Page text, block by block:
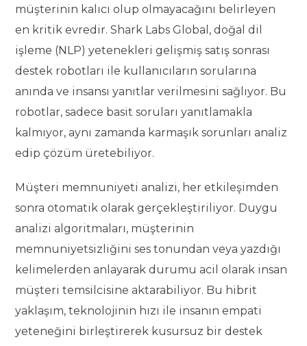
müşterinin kalıcı olup olmayacağını belirleyen
en kritik evredir. Shark Labs Global, doğal dil
işleme (NLP) yetenekleri gelişmiş satış sonrası
destek robotları ile kullanıcıların sorularına
anında ve insansı yanıtlar verilmesini sağlıyor. Bu
robotlar, sadece basit soruları yanıtlamakla
kalmıyor, aynı zamanda karmaşık sorunları analiz
edip çözüm üretebiliyor.
Müşteri memnuniyeti analizi, her etkileşimden
sonra otomatik olarak gerçekleştiriliyor. Duygu
analizi algoritmaları, müşterinin
memnuniyetsizliğini ses tonundan veya yazdığı
kelimelerden anlayarak durumu acil olarak insan
müşteri temsilcisine aktarabiliyor. Bu hibrit
yaklaşım, teknolojinin hızı ile insanın empati
yeteneğini birleştirerek kusursuz bir destek